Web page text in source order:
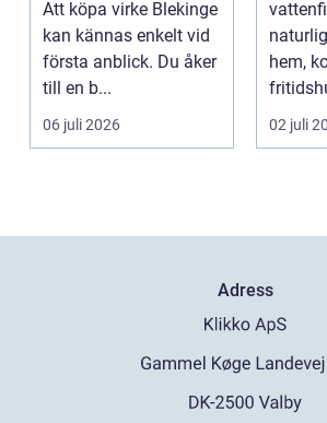
Att köpa virke Blekinge
kan kännas enkelt vid
första anblick. Du åker
till en b...
06 juli 2026
hem,
02 juli
Adress